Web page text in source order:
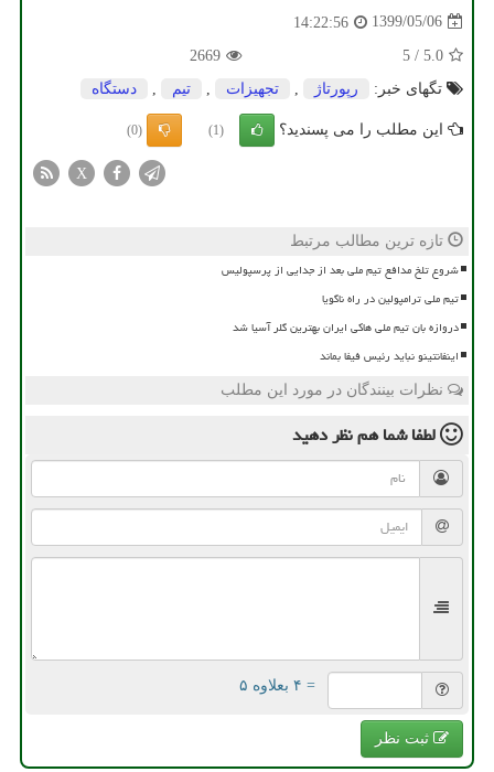
1399/05/06
14:22:56
5.0
/
5
2669
تگهای خبر:
رپورتاژ تجهیزات تیم دستگاه
این مطلب را می پسندید؟ (1)
(0)
X
تازه ترین مطالب مرتبط
شروع تلخ مدافع تیم ملی بعد از جدایی از پرسپولیس
تیم ملی ترامپولین در راه ناگویا
دروازه بان تیم ملی هاکی ایران بهترین گلر آسیا شد
اینفانتینو نباید رئیس فیفا بماند
نظرات بینندگان در مورد این مطلب
لطفا شما همنظر دهید
= ۴ بعلاوه ۵
ثبت نظر